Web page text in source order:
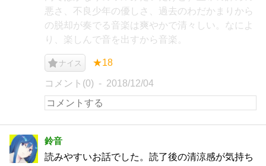
悪さ、不良少年の優しさ、過去のわだかまりから
の脱却が奏でる音楽は爽やかで清々しい。なによ
り、楽しんで音を出すから音楽。
ナイス ★18
コメント(0) 2018/12/04
鈴音
読みやすいお話でした。読了後の清涼感が気持ち